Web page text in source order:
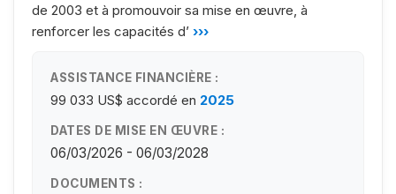
de 2003 et à promouvoir sa mise en œuvre, à
renforcer les capacités d’ ›››
ASSISTANCE FINANCIÈRE :
99 033 US$ accordé en 2025
DATES DE MISE EN ŒUVRE :
06/03/2026 - 06/03/2028
DOCUMENTS :